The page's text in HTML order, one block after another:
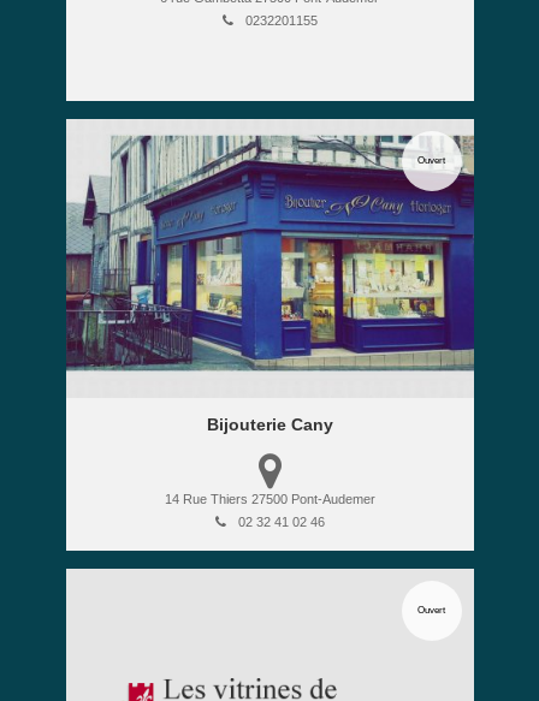
0232201155
Bijouterie Cany
14 Rue Thiers 27500 Pont-Audemer
02 32 41 02 46
Ouvert
Ouvert